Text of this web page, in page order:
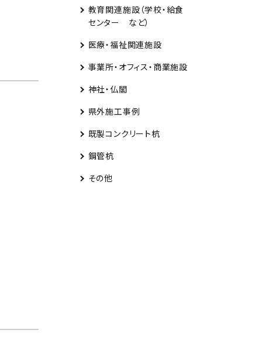
教育関連施設（学校・給食
センター など）
医療・福祉関連施設
事業所・オフィス・商業施設
神社・仏閣
県外施工事例
既製コンクリート杭
鋼管杭
その他